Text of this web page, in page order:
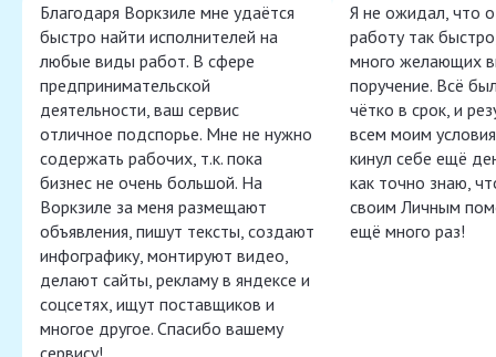
Благодаря Воркзиле мне удаётся
быстро найти исполнителей на
любые виды работ. В сфере
предпринимательской
деятельности, ваш сервис
отличное подспорье. Мне не нужно
содержать рабочих, т.к. пока
бизнес не очень большой. На
Воркзиле за меня размещают
объявления, пишут тексты, создают
инфографику, монтируют видео,
делают сайты, рекламу в яндексе и
соцсетях, ищут поставщиков и
многое другое. Спасибо вашему
Я не ожидал, что
работу так
много желающих
поручение. Всё
чётко в срок, и
всем моим
кинул себе ещё
как точно знаю,
своим Личным
ещё много раз!